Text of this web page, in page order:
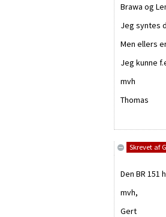
Brawa og
Jeg syntes
Men ellers
Jeg kunne
mvh
Thomas
Skrevet af
Den BR
mvh,
Gert